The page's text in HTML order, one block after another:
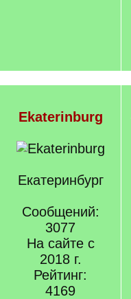
Ekaterinburg
Екатеринбург
Сообщений:
3077
На сайте с
2018 г.
Рейтинг:
4169